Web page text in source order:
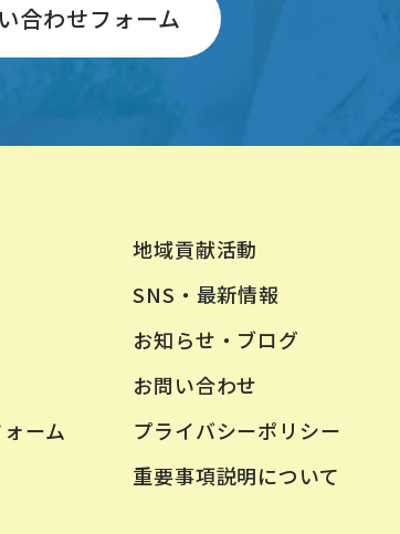
合わせフォーム
ーム
地域貢献活動
SNS・最新情報
お知らせ・ブログ
お問い合わせ
プライバシーポリシー
重要事項説明について